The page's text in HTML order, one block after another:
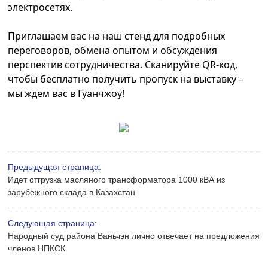
электросетях.
Приглашаем вас на наш стенд для подробных
переговоров, обмена опытом и обсуждения
перспектив сотрудничества. Сканируйте QR-код,
чтобы бесплатно получить пропуск на выставку –
мы ждем вас в Гуанчжоу!
Предыдущая страница:
Идет отгрузка масляного трансформатора 1000 кВА из
зарубежного склада в Казахстан
Следующая страница:
Народный суд района Ваньчэн лично отвечает на предложения
членов НПКСК